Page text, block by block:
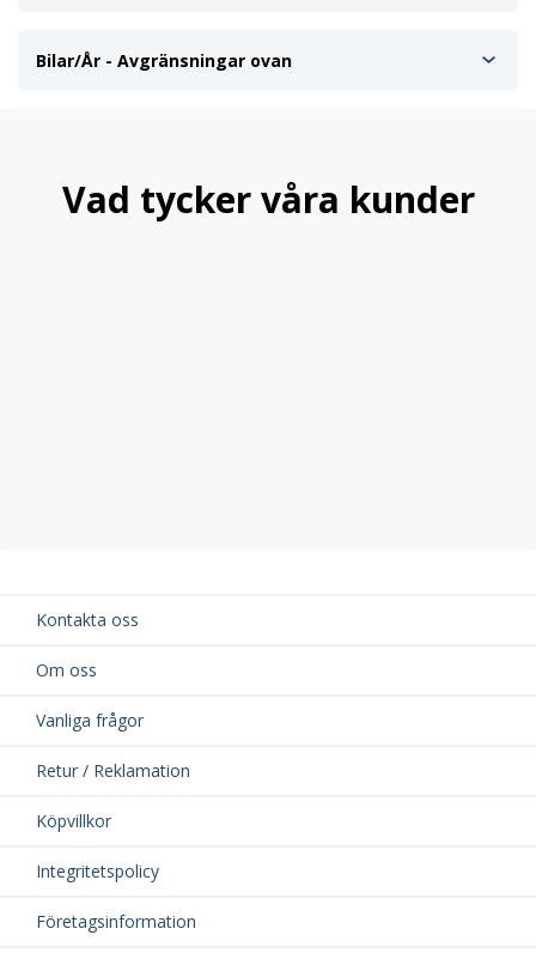
Bilar/År - Avgränsningar ovan
Vad tycker våra kunder
Kontakta oss
Om oss
Vanliga frågor
Retur / Reklamation
Köpvillkor
Integritetspolicy
Företagsinformation